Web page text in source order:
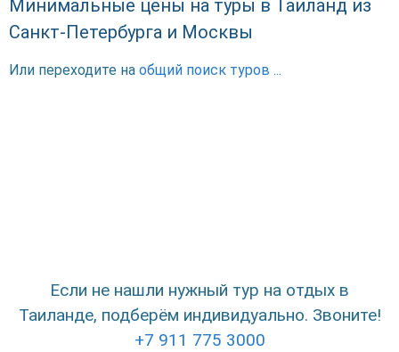
Минимальные цены на туры в Таиланд из
Санкт-Петербурга и Москвы
Или переходите на общий поиск туров ...
Если не нашли нужный тур на отдых в
Таиланде, подберём индивидуально. Звоните!
+7 911 775 3000